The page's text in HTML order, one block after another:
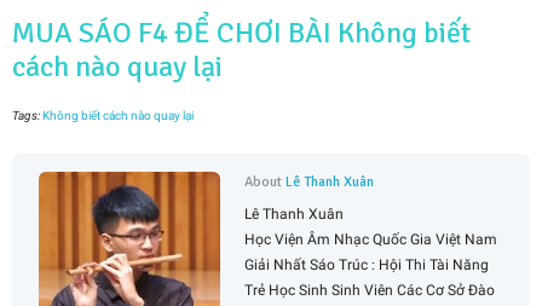
MUA SÁO F4 ĐỂ CHƠI BÀI Không biết
cách nào quay lại
Tags:Không biết cách nào quay lại
AboutLê Thanh Xuân
Lê Thanh Xuân
Học Viện Âm Nhạc Quốc Gia Việt Nam
Giải Nhất Sáo Trúc : Hội Thi Tài Năng
Trẻ Học Sinh Sinh Viên Các Cơ Sở Đào